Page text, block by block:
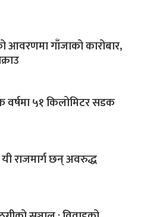
आवरणमा गाँजाको कारोबार,
वर्षमा ५१ किलोमिटर सडक
राजमार्ग छन् अवरुद्ध